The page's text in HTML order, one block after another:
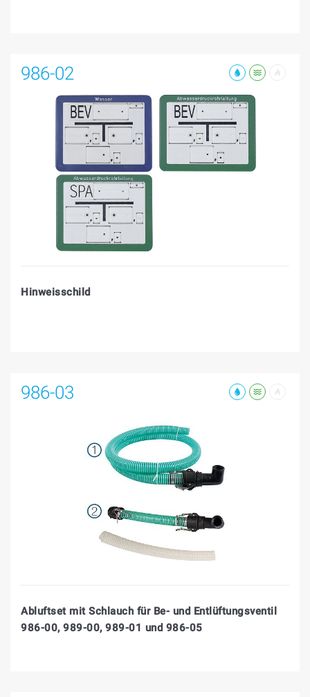
986-02
Hinweisschild
986-03
Abluftset mit Schlauch für Be- und Entlüftungsventil
986-00, 989-00, 989-01 und 986-05